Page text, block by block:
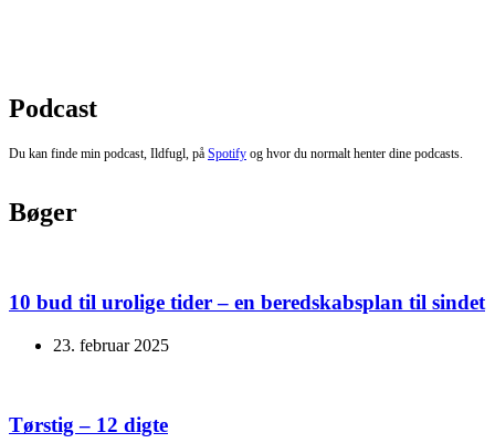
Podcast
Du kan finde min podcast, Ildfugl, på Spotify og hvor du normalt henter dine podcasts.
Bøger
10 bud til urolige tider – en beredskabsplan til sindet
23. februar 2025
Tørstig – 12 digte